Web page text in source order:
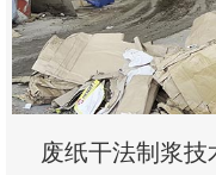
废纸干法制浆